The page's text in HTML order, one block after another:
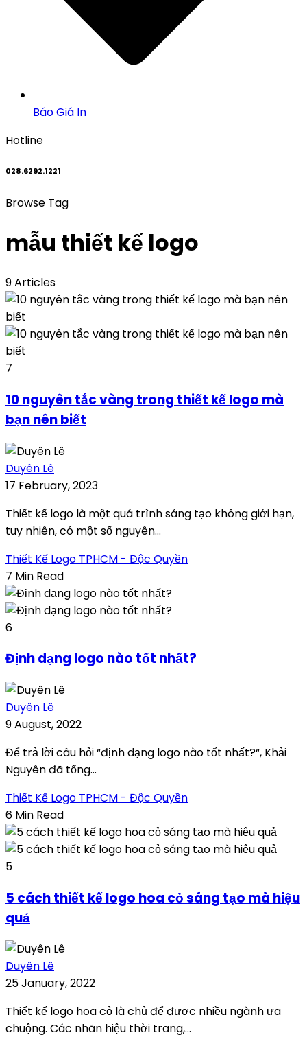
Báo Giá In
Hotline
028.6292.1221
Browse Tag
mẫu thiết kế logo
9 Articles
7
10 nguyên tắc vàng trong thiết kế logo mà
bạn nên biết
Duyên Lê
17 February, 2023
Thiết kế logo là một quá trình sáng tạo không giới hạn,
tuy nhiên, có một số nguyên...
Thiết Kế Logo TPHCM - Độc Quyền
7 Min Read
6
Định dạng logo nào tốt nhất?
Duyên Lê
9 August, 2022
Để trả lời câu hỏi “định dạng logo nào tốt nhất?“, Khải
Nguyên đã tổng...
Thiết Kế Logo TPHCM - Độc Quyền
6 Min Read
5
5 cách thiết kế logo hoa cỏ sáng tạo mà hiệu
quả
Duyên Lê
25 January, 2022
Thiết kế logo hoa cỏ là chủ để được nhiều ngành ưa
chuộng. Các nhãn hiệu thời trang,...